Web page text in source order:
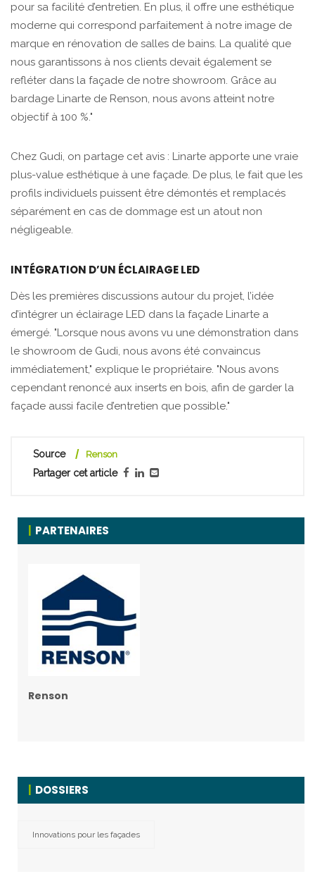
pour sa facilité d’entretien. En plus, il offre une esthétique
moderne qui correspond parfaitement à notre image de
marque en rénovation de salles de bains. La qualité que
nous garantissons à nos clients devait également se
refléter dans la façade de notre showroom. Grâce au
bardage Linarte de Renson, nous avons atteint notre
objectif à 100 %."
Chez Gudi, on partage cet avis : Linarte apporte une vraie
plus-value esthétique à une façade. De plus, le fait que les
profils individuels puissent être démontés et remplacés
séparément en cas de dommage est un atout non
négligeable.
INTÉGRATION D’UN ÉCLAIRAGE LED
Dès les premières discussions autour du projet, l’idée
d’intégrer un éclairage LED dans la façade Linarte a
émergé. "Lorsque nous avons vu une démonstration dans
le showroom de Gudi, nous avons été convaincus
immédiatement," explique le propriétaire. "Nous avons
cependant renoncé aux inserts en bois, afin de garder la
façade aussi facile d’entretien que possible."
Source Renson
Partager cet article
PARTENAIRES
Renson
DOSSIERS
Innovations pour les façades